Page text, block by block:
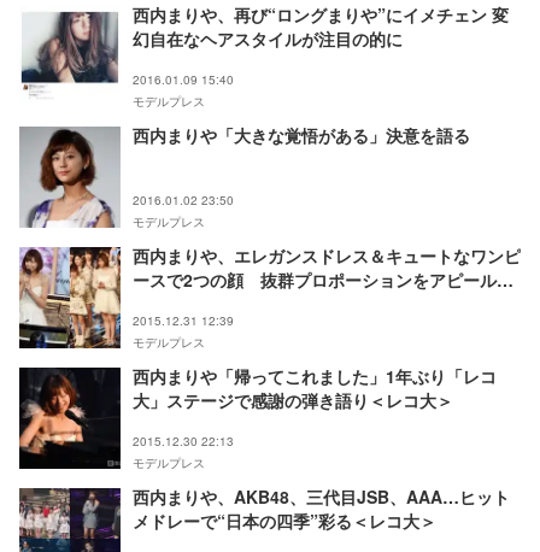
西内まりや、再び“ロングまりや”にイメチェン 変
幻自在なヘアスタイルが注目の的に
2016.01.09 15:40
モデルプレス
西内まりや「大きな覚悟がある」決意を語る
2016.01.02 23:50
モデルプレス
西内まりや、エレガンスドレス＆キュートなワンピ
ースで2つの顔 抜群プロポーションをアピール＜
2015.12.31 12:39
モデルプレス
西内まりや「帰ってこれました」1年ぶり「レコ
大」ステージで感謝の弾き語り＜レコ大＞
2015.12.30 22:13
モデルプレス
西内まりや、AKB48、三代目JSB、AAA…ヒット
メドレーで“日本の四季”彩る＜レコ大＞